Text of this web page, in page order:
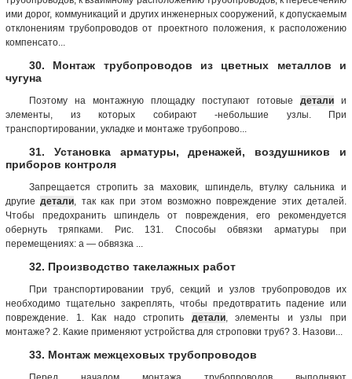
ими дорог, коммуникаций и других инженерных сооружений, к допускаемым
отклонениям трубопроводов от проектного положения, к расположению
компенсато...
30. Монтаж трубопроводов из цветных металлов и
чугуна
Поэтому на монтажную площадку поступают готовые детали и
элементы, из которых собирают -небольшие узлы. При
транспортировании, укладке и монтаже трубопрово...
31. Установка арматуры, дренажей, воздушников и
приборов контроля
Запрещается стропить за маховик, шпиндель, втулку сальника и
другиедетали , так как при этом возможно повреждение этих деталей.
Чтобы предохранить шпиндель от повреждения, его рекомендуется
обернуть тряпками. Рис. 131. Способы обвязки арматуры при
перемещениях: а — обвязка ...
32. Производство такелажных работ
При транспортировании труб, секций и узлов трубопроводов их
необходимо тщательно закреплять, чтобы предотвратить падение или
повреждение. 1. Как надо стропить детали, элементы и узлы при
монтаже? 2. Какие применяют устройства для строповки труб? 3. Назови...
33. Монтаж межцеховых трубопроводов